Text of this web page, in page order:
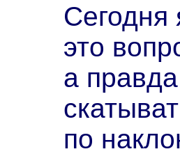
Сегодня
это
а
по